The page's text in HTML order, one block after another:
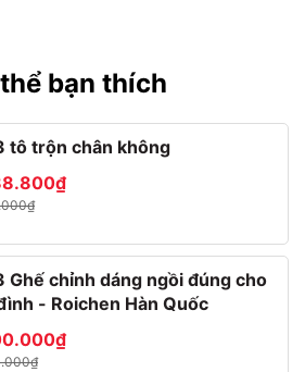
1.5 lít
x 24.2 (cm)
lượng bao bì: 1210 g
tích phin lọc: 145 ml
bạn thích
tô trộn chân không
Ghế chỉnh dáng ngồi đúng cho
- Roichen Hàn Quốc